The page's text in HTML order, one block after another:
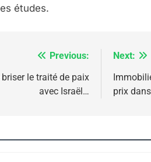
études.
Previous:
le traité de paix
avec Israël…
Next:
prix
NOUS MANQUE – Jacques